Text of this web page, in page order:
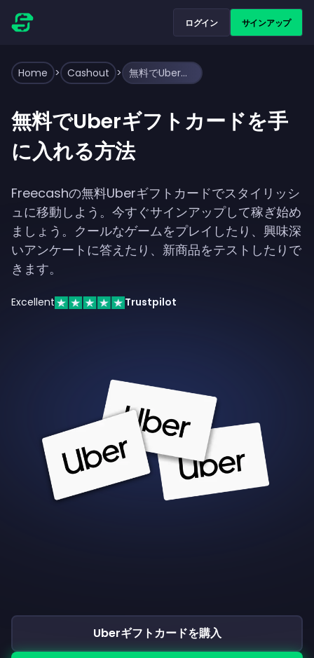
ログイン サインアップ
Home > Cashout > 無料でUberギフトカードを手に入れる方法
無料でUberギフトカードを手
に入れる方法
Freecashの無料Uberギフトカードでスタイリッシ
ュに移動しよう。今すぐサインアップして稼ぎ始め
ましょう。クールなゲームをプレイしたり、興味深
いアンケートに答えたり、新商品をテストしたりで
きます。
Excellent Trustpilot
Uberギフトカードを購入